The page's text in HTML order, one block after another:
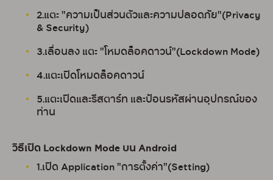
2.แตะ "ความเป็นส่วนตัวและความปลอดภัย"(Privacy
& Security)
3.เลื่อนลง แตะ "โหมดล็อคดาวน์"(Lockdown Mode)
4.แตะเปิดโหมดล็อคดาวน์
5.แตะเปิดและรีสตาร์ท และป้อนรหัสผ่านอุปกรณ์ของ
ท่าน
วิธีเปิด Lockdown Mode บน Android
1.เปิด Application "การตั้งค่า"(Setting)